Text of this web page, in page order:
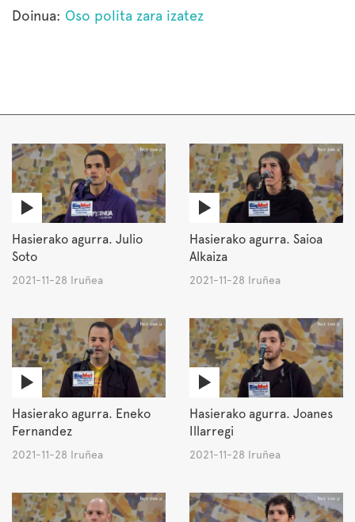
Doinua: Oso polita zara izatez
Hasierako agurra. Julio
Soto
2021-11-28 Iruñea
Hasierako agurra. Saioa
Alkaiza
2021-11-28 Iruñea
Hasierako agurra. Eneko
Fernandez
2021-11-28 Iruñea
Hasierako agurra. Joanes
Illarregi
2021-11-28 Iruñea